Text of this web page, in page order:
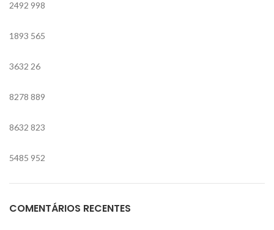
2492 998
1893 565
3632 26
8278 889
8632 823
5485 952
COMENTÁRIOS RECENTES